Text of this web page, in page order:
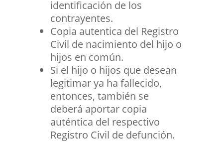
identificación de los
contrayentes.
Copia autentica del Registro
Civil de nacimiento del hijo o
hijos en común.
Si el hijo o hijos que desean
legitimar ya ha fallecido,
entonces, también se
deberá aportar copia
auténtica del respectivo
Registro Civil de defunción.